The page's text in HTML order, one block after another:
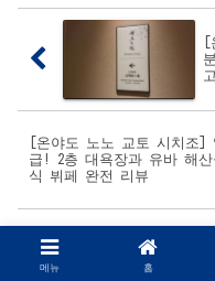
[온야도 노노 교토 시치조]
급! 2층 대욕장과 유바 해
식 뷔페 완전 리뷰
메뉴 홈